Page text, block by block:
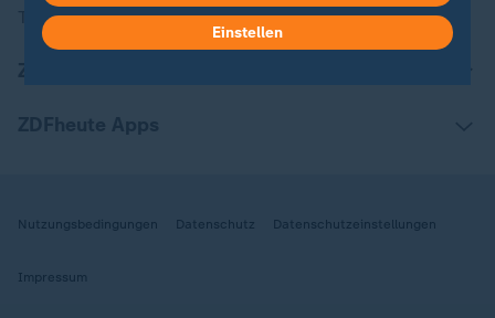
Themen im Überblick
Nutzungsbedingungen Datenschutz Datenschutzeinstellungen
Impressum
Einstellen